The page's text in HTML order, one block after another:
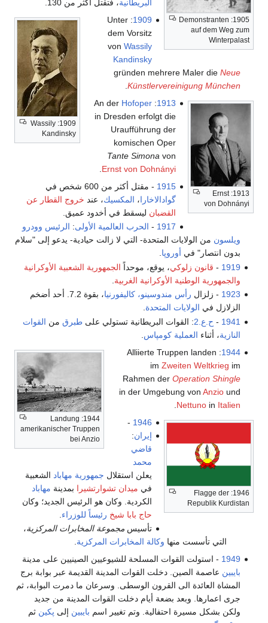
1905: Demonstranten
auf dem Weg zum
Winterpalast
البريطانية، فتقتل أكثر من 130.
1909: Wassily
Kandinsky
1909
: Unter
dem Vorsitz
vonWassily
Kandinsky
gründen mehrere Maler die Neue
Künstlervereinigung München
1913: Ernst
von Dohnányi
1913
: An der
Hofoper
in Dresden erfolgt die
Uraufführung der
komischen Oper
Tante Simona von
Ernst von Dohnányi
1915 - مقتل أكثر من 600 شخص في
گوادالاخارا، المكسيك، عند خروج القطار عن
القضبان ليسقط في أخدود عميق.
1917
- الحرب العالمية الأولى: الرئيس وودرو
ويلسون من الولايات المتحدة- التي لا زالت حيادية- يدعو إلى "سلام
بدون انتصار" في أوروپا.
1919
- قانون زلوكي، يوقع، موحداً الجمهورية الشعبية الأوكرانية
والجمهورية الوطنية الأوكرانية الغربية
1923 - زلزال رأس مندوسينو، كاليفورنيا
، بقوة 7.2. أحد أضخم
الزلازل في الولايات المتحدة.
1941
- ح.ع.2 : القوات البريطانية تستولي علىطبرق من القوات
النازية، أثناء العملية كومپاس
1944: Landung
amerikanischer Truppen
bei Anzio
1944
: Alliierte Truppen landen
im Zweiten Weltkrieg im
Rahmen der Operation Shingle
in der Umgebung von Anziound
Nettunoin Italien
1946: Flagge der
Republik Kurdistan
1946
-
إيران:
قاضي
محمد
يعلن استقلال جمهورية مهاباد الشعبية
في ميدان تشوارتشيرا بمدينة مهاباد
الكردية. وكان هو الرئيس الجديد؛ وكان
حاج بابا شيخ رئيساً للوزراء
تأسيس مجموعة المخابرات المركزية،
التي تأسست منها وكالة المخابرات المركزية
1949 - استولت القوات المسلحة للشيوعيين الصينيين على مدينة
بايبين عاصمة الصين. دخلت القوات المدينة القديمة عبر بوابة برج
المشاة العائدة الى القرون الوسطى. وسرعان ما دمرت البوابة، ثم
جرى اعمارها. وبعد بضعة أيام دخلت القوات المدينة من جديد
ولكن بشكل مسيرة احتفالية. وتم تغيير اسم بايبين إلى پكين ثم